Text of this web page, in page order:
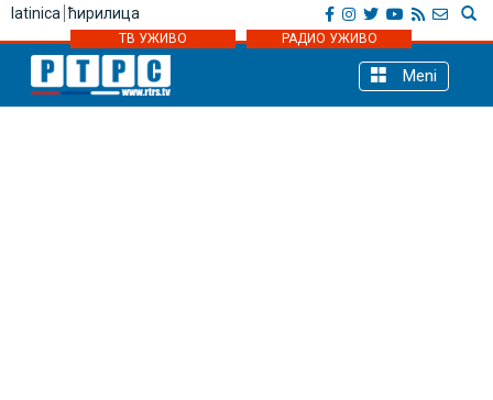
latinica ћирилица
ТВ УЖИВО РАДИО УЖИВО
Meni